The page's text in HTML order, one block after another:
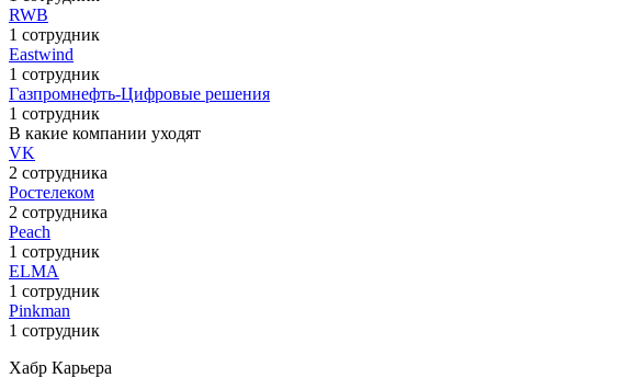
RWB
1 сотрудник
Eastwind
1 сотрудник
Газпромнефть-Цифровые решения
1 сотрудник
В какие компании уходят
VK
2 сотрудника
Ростелеком
2 сотрудника
Peach
1 сотрудник
ELMA
1 сотрудник
Pinkman
1 сотрудник
Хабр Карьера